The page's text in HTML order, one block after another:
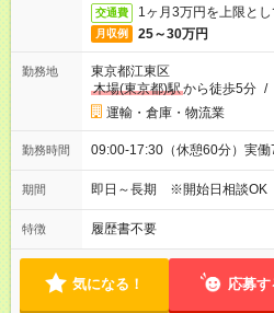
交通費 1ヶ月3万円を上限と
月収例 25～30万円
勤務地
東京都江東区
木場(東京都)駅から徒歩5分 /
運輸・倉庫・物流業
勤務時間 09:00-17:30（休憩60分）実
期間 即日～長期 ※開始日相談OK
特徴 履歴書不要
気になる！ 応募す